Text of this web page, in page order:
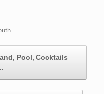
Pool, Cocktails